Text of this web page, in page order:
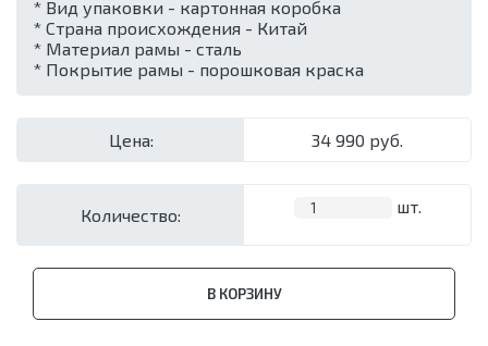
* Вид упаковки - картонная коробка
* Страна происхождения - Китай
* Материал рамы - сталь
* Покрытие рамы - порошковая краска
Цена: 34 990 руб.
Количество: шт.
В КОРЗИНУ